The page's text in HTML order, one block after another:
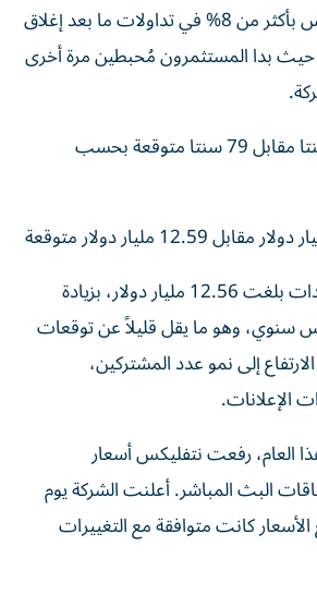
انخفض سهم نتفليكس بأكثر من 8% في تداولات ما بعد إغلاق
بدا المستثمرون مُحبطين مرة أخرى
80 سنتا مقابل 79 سنتا متوقعة بحسب
حققت نتفليكس إيرادات بلغت 12.56 مليار دولار، بزيادة
أساس سنوي، وهو ما يقل قليلاً عن توقعات
إلى نمو عدد المشتركين،
الإعلانات.
رفعت نتفليكس أسعار
البث المباشر. أعلنت الشركة يوم
كانت متوافقة مع التغييرات